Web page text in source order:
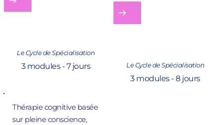
Le Cycle de Spécialisation
3 modules - 7 jours Le Cycle de Spécialisation
3 modules - 8 jours
Thérapie cognitive basée
sur pleine conscience,